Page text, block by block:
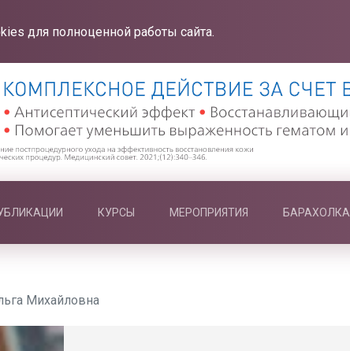
для полноценной работы сайта.
КУРСЫ МЕРОПРИЯТИЯ БАРАХОЛКА
Михайловна